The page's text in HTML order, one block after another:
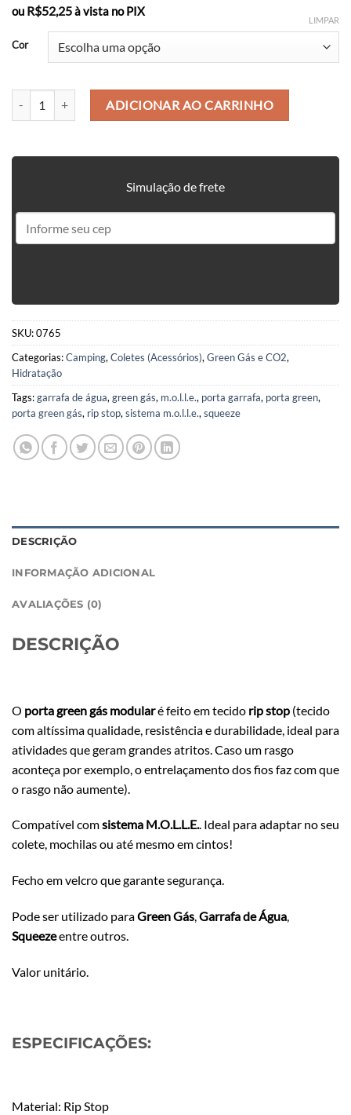
ou R$52,25à vista no PIX
Cor
LIMPAR
PORTA GREEN GÁS / GARRAFA DE ÁGUA / SQUEEZE - MODULAR
ADICIONAR AO CARRINHO
Simulação de frete
SKU:0765
Categorias:Camping, Coletes (Acessórios), Green Gás e CO2,
Hidratação
Tags:garrafa de água, green gás, m.o.l.l.e., porta garrafa, porta green,
porta green gás, rip stop, sistema m.o.l.l.e., squeeze
DESCRIÇÃO
INFORMAÇÃO ADICIONAL
AVALIAÇÕES (0)
DESCRIÇÃO
O porta green gás modularé feito em tecido rip stop (tecido
com altíssima qualidade, resistência e durabilidade, ideal para
atividades que geram grandes atritos. Caso um rasgo
aconteça por exemplo, o entrelaçamento dos fios faz com que
o rasgo não aumente).
Compatível comsistema M.O.L.L.E.. Ideal para adaptar no seu
colete, mochilas ou até mesmo em cintos!
Fecho em velcro que garante segurança.
Pode ser utilizado paraGreen Gás,Garrafa de Água,
Squeezeentre outros.
Valor unitário.
ESPECIFICAÇÕES:
Material: Rip Stop